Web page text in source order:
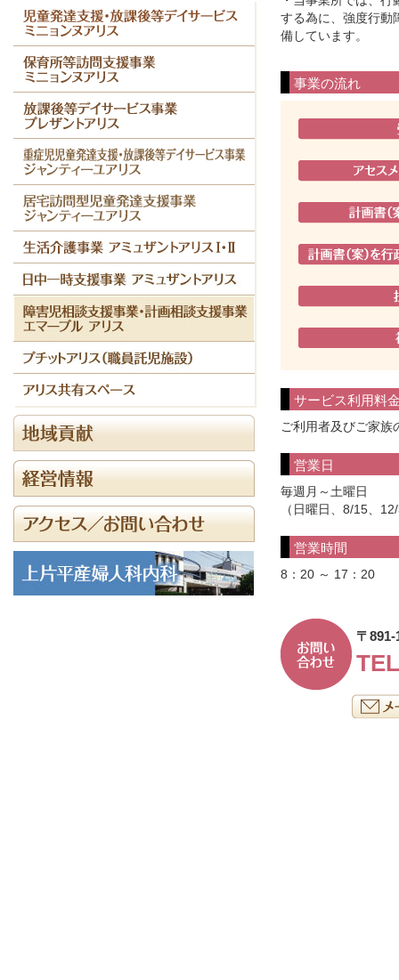
する為に、強度行動
備しています。
事業の流れ
サービス利用料
ご利用者及びご家族
営業日
毎週月～土曜日
（日曜日、8/15、
営業時間
8：20 ～ 17：20
〒